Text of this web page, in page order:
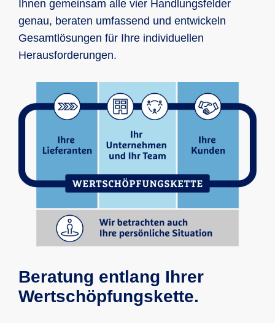
Ihnen gemeinsam alle vier Handlungsfelder
genau, beraten umfassend und entwickeln
Gesamtlösungen für Ihre individuellen
Herausforderungen.
Beratung entlang Ihrer
Wertschöpfungskette.